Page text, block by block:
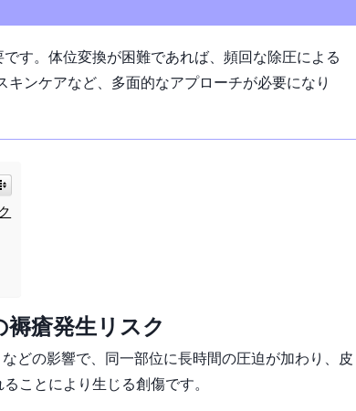
す。体位変換が困難であれば、頻回な除圧による
ンケアなど、多面的なアプローチが必要になり
瘡発生リスク
どの影響で、同一部位に長時間の圧迫が加わり、皮
ことにより生じる創傷です。